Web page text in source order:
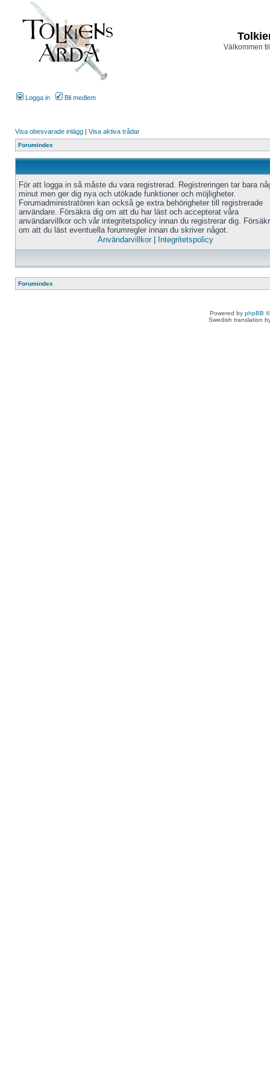
Välkommen
Logga in Bli medlem
Visa obesvarade inlägg | Visa aktiva trådar
Forumindex
För att logga in så måste du vara registrerad. Registreringen tar bara
minut men ger dig nya och utökade funktioner och möjligheter.
Forumadministratören kan också ge extra behörigheter till registrerade
användare. Försäkra dig om att du har läst och accepterat våra
användarvillkor och vår integritetspolicy innan du registrerar dig.
om att du läst eventuella forumregler innan du skriver något.
Användarvillkor| Integritetspolicy
Forumindex
Powered by phpBB
Swedish translation